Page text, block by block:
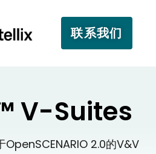
联系我们
V-Suites
OpenSCENARIO 2.0的V&V